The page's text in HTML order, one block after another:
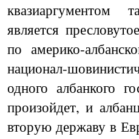
квазиаргументом
является
по америко-
национал-
одного албанкого
произойдет, и
вторую державу в